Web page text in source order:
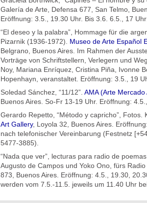
Galería de Arte, Defensa 677, San Telmo,
Eröffnung: 3.5., 19.30 Uhr. Bis 3.6. 6.5., 17
“El deseo y la palabra”, Hommage für die
Pizarnik (1936-1972). Museo de Arte Español
Belgrano, Buenos Aires. Im Rahmen der
Vorträge von Schriftstellern, Verlegern und
Noy, Mariana Enríquez, Cristina Piña, Ivonne
Hopenhayn, veranstaltet. Eröffnung: 3.5., 19
Soledad Sánchez, “11/12”. AMA (Arte Mercado
Buenos Aires. So-Fr 13-19 Uhr. Eröffnung:
Gerardo Repetto, “Método y capricho”, Fotos.
Art Gallery, Loyola 32, Buenos Aires.
nach telefonischer Vereinbarung (Festnetz
5477-3885).
“Nada que ver”, lecturas para radio de
Augusto de Campos und Yoko Ono, fürs
873, Buenos Aires. Eröffnung: 4.5., 19.30,
werden vom 7.5.-11.5. jeweils um 11.40 Uhr